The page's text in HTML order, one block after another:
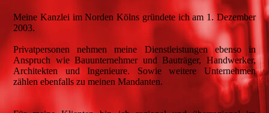
Meine Kanzlei im Norden Kölns gründete ich am 1. Dezember
2003.
Privatpersonen nehmen meine Dienstleistungen ebenso in
Anspruch wie Bauunternehmer und Bauträger, Handwerker,
Architekten und Ingenieure. Sowie weitere Unternehmen
zählen ebenfalls zu meinen Mandanten.